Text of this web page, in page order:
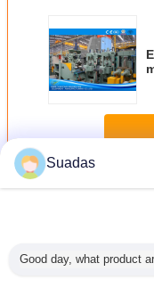
Mehr
Suadas
Good day, what product